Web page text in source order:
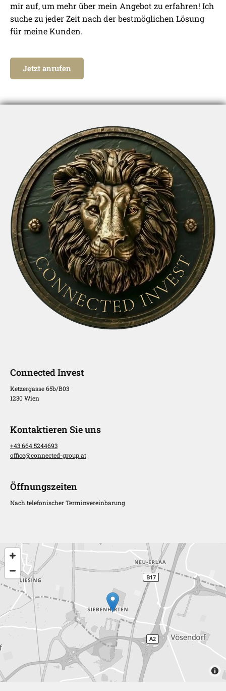
mir auf, um mehr über mein Angebot zu erfahren! Ich
suche zu jeder Zeit nach der bestmöglichen Lösung
für meine Kunden.
Jetzt anrufen
Connected Invest
Ketzergasse 65b/B03
1230 Wien
Kontaktieren Sie uns
+43 664 5244693
office@connected-group.at
Öffnungszeiten
Nach telefonischer Terminvereinbarung